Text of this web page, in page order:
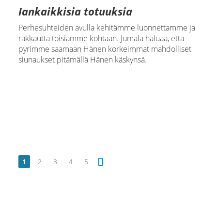
Iankaikkisia totuuksia
Perhesuhteiden avulla kehitämme luonnettamme ja
rakkautta toisiamme kohtaan. Jumala haluaa, että
pyrimme saamaan Hänen korkeimmat mahdolliset
siunaukset pitämällä Hänen käskynsä.
1 2 3 4 5